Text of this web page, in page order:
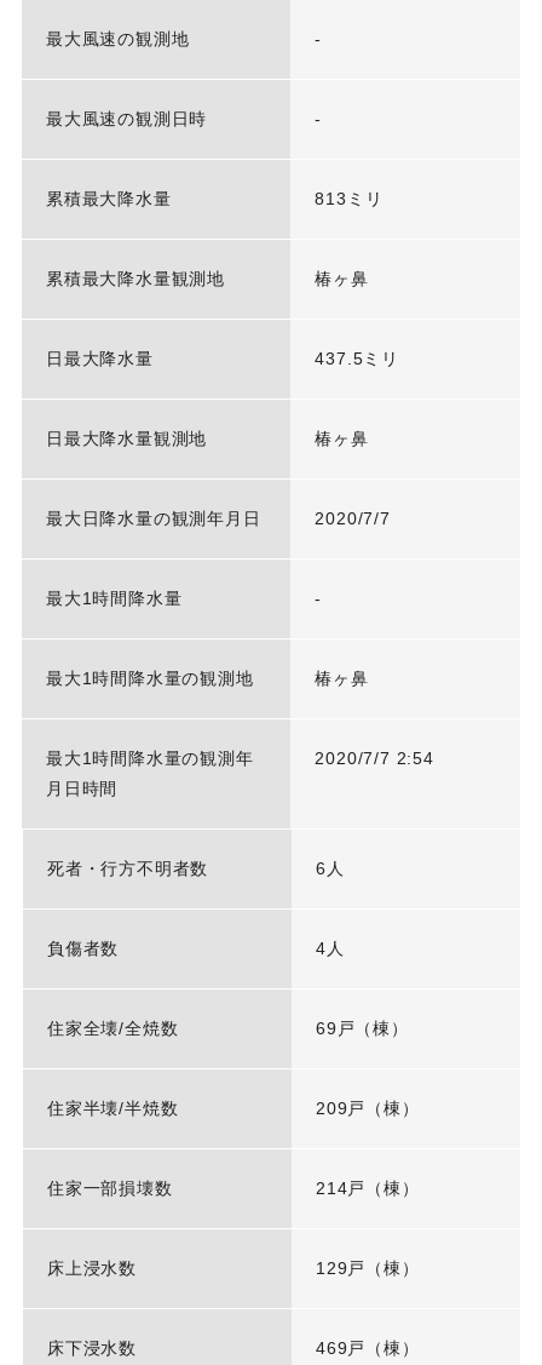
最大風速の観測地 -
最大風速の観測日時 -
累積最大降水量 813ミリ
累積最大降水量観測地 椿ヶ鼻
日最大降水量 437.5ミリ
日最大降水量観測地 椿ヶ鼻
最大日降水量の観測年月日 2020/7/7
最大1時間降水量 -
最大1時間降水量の観測地 椿ヶ鼻
最大1時間降水量の観測年
月日時間
2020/7/7 2:54
死者・行方不明者数 6人
負傷者数 4人
住家全壊/全焼数 69戸（棟）
住家半壊/半焼数 209戸（棟）
住家一部損壊数 214戸（棟）
床上浸水数 129戸（棟）
床下浸水数 469戸（棟）